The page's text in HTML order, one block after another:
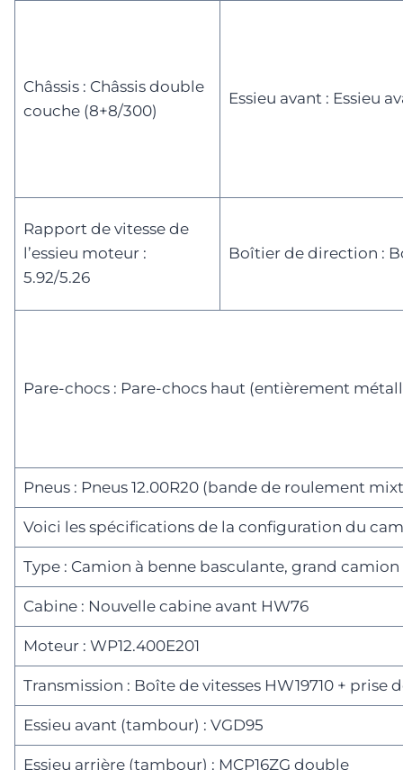
Châssis : Châssis double
couche (8+8/300)
Essieu avant : Essieu
Rapport de vitesse de
l’essieu moteur :
5.92/5.26
Boîtier de direction :
Pare-chocs : Pare-chocs haut (entièrement
Pneus : Pneus 12.00R20 (bande de roulement
Voici les spécifications de la configuration du
Type : Camion à benne basculante, grand
Cabine : Nouvelle cabine avant HW76
Moteur : WP12.400E201
Transmission : Boîte de vitesses HW19710 +
Essieu avant (tambour) : VGD95
Essieu arrière (tambour) : MCP16ZG double